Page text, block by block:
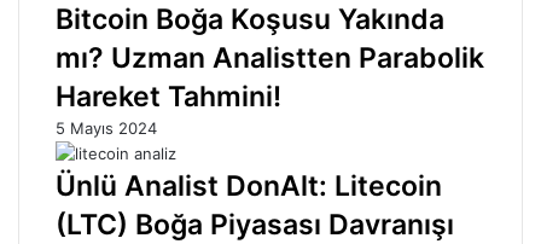
Bitcoin Boğa Koşusu Yakında
mı? Uzman Analistten Parabolik
Hareket Tahmini!
5 Mayıs 2024
Ünlü Analist DonAlt: Litecoin
(LTC) Boğa Piyasası Davranışı